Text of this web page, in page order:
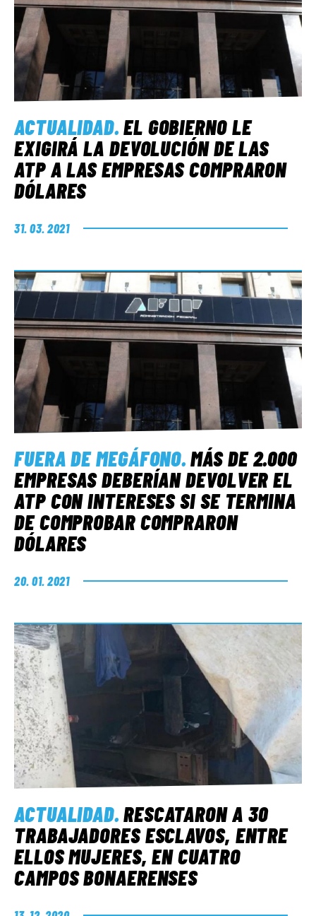
ACTUALIDAD.EL GOBIERNO LE
EXIGIRÁ LA DEVOLUCIÓN DE LAS
ATP A LAS EMPRESAS COMPRARON
DÓLARES
31. 03. 2021
FUERA DE MEGÁFONO. MÁS DE 2.000
EMPRESAS DEBERÍAN DEVOLVER EL
ATP CON INTERESES SI SE TERMINA
DE COMPROBAR COMPRARON
DÓLARES
20. 01. 2021
ACTUALIDAD.RESCATARON A 30
TRABAJADORES ESCLAVOS, ENTRE
ELLOS MUJERES, EN CUATRO
CAMPOS BONAERENSES